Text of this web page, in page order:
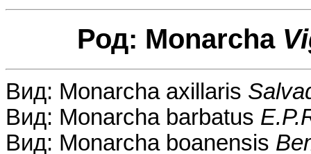
Род: Monarcha
Вид: Monarcha axillaris
Вид: Monarcha barbatus
Вид: Monarcha boanensis